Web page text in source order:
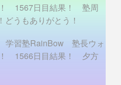
！ 1567日目結果！ 塾周
うもありがとう！
習塾RainBow 塾長ウォ
！ 1566日目結果！ 夕方